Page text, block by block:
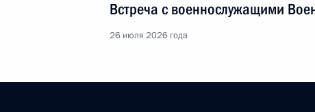
Встреча с военнослужащими
26 июля 2026 года